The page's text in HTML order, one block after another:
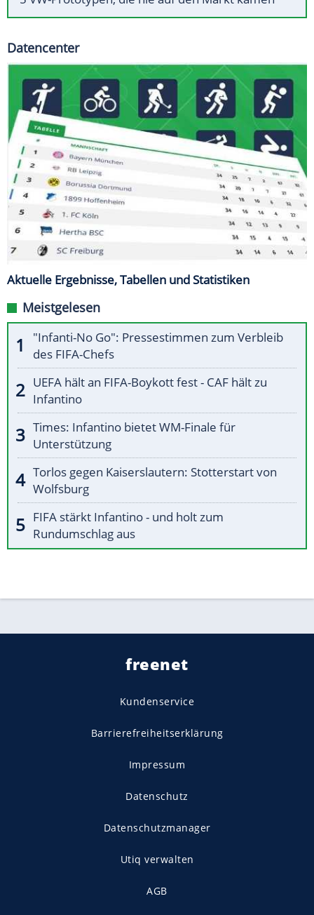
Datencenter
Aktuelle Ergebnisse, Tabellen und Statistiken
Meistgelesen
"Infanti-No Go": Pressestimmen zum Verbleib
des FIFA-Chefs
UEFA hält an FIFA-Boykott fest - CAF hält zu
Infantino
Times: Infantino bietet WM-Finale für
Unterstützung
Torlos gegen Kaiserslautern: Stotterstart von
Wolfsburg
FIFA stärkt Infantino - und holt zum
Rundumschlag aus
freenet
Kundenservice
Barrierefreiheitserklärung
Impressum
Datenschutz
Datenschutzmanager
Utiq verwalten
AGB